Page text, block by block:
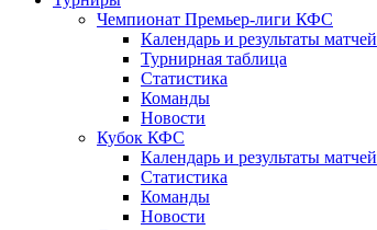
Чемпионат Премьер-лиги КФС
Календарь и результаты матчей
Турнирная таблица
Статистика
Команды
Новости
Кубок КФС
Календарь и результаты матчей
Статистика
Команды
Новости